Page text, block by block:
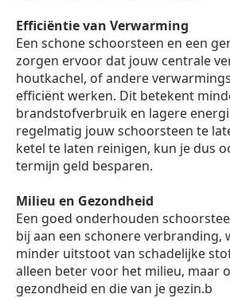
Efficiëntie van Verwarming
Een schone schoorsteen en een
zorgen ervoor dat jouw centrale
houtkachel, of andere
efficiënt werken. Dit betekent
brandstofverbruik en lagere
regelmatig jouw schoorsteen te
ketel te laten reinigen, kun je dus
termijn geld besparen.
Milieu en Gezondheid
Een goed onderhouden
bij aan een schonere verbranding,
minder uitstoot van schadelijke
alleen beter voor het milieu, maar
gezondheid en die van je gezin.b